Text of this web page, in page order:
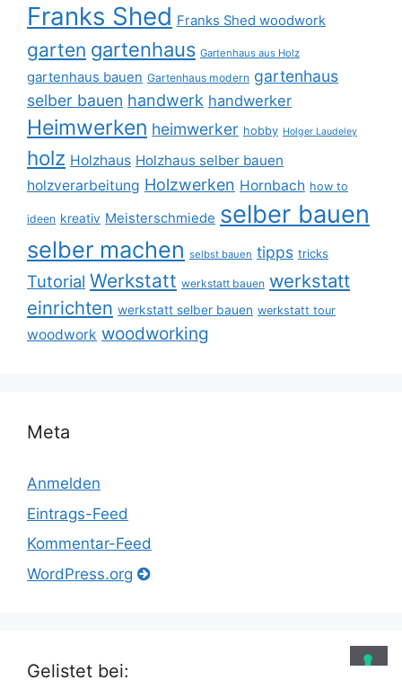
Franks Shed Franks Shed woodwork
garten gartenhaus Gartenhaus aus Holz
gartenhaus bauen Gartenhaus modern gartenhaus
selber bauen handwerk handwerker
Heimwerken heimwerker hobby Holger Laudeley
holz Holzhaus Holzhaus selber bauen
holzverarbeitung Holzwerken Hornbach how to
ideen kreativ Meisterschmiede selber bauen
selber machen selbst bauen tipps tricks
Tutorial Werkstatt werkstatt bauen werkstatt
einrichten werkstatt selber bauen werkstatt tour
woodwork woodworking
Meta
Anmelden
Eintrags-Feed
Kommentar-Feed
WordPress.org
Gelistet bei: